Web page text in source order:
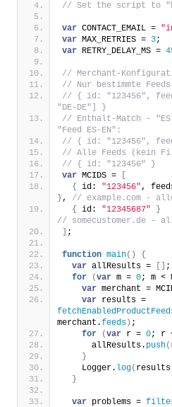
// Set the script to
var CONTACT_EMAIL =
var MAX_RETRIES = 3;
var RETRY_DELAY_MS =
// Merchant-
// Nur bestimmte
// { id: "123456",
"DE-DE"] }
// Enthalt-Match -
"Feed ES-EN":
// { id: "123456",
// Alle Feeds (kein
// { id: "123456" }
var MCIDS =
{
id: "123456",
}, // example.com -
{
id: "12345687"
}
// somecustomer.de -
;
function main( )
{
var allResults =
;
for
(var m = 0; m <
var merchant =
var
merchant.feeds ) ;
for
(var r = 0; r
      allResults.
push(
}
    Logger.
log( results
}
var problems =